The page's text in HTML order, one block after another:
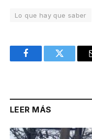
Lo que hay que saber
FacebookTwitter
LEER MÁS